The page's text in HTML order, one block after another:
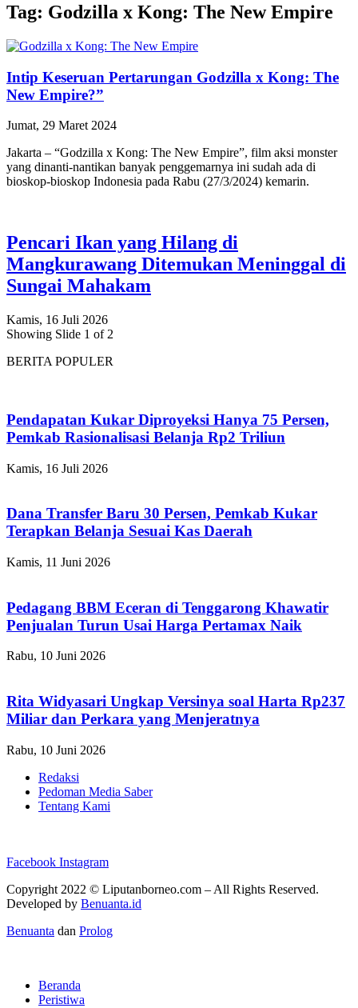
Tag: Godzilla x Kong: The New Empire
Intip Keseruan Pertarungan Godzilla x Kong: The
New Empire?”
Jumat, 29 Maret 2024
Jakarta – “Godzilla x Kong: The New Empire”, film aksi monster
yang dinanti-nantikan banyak penggemarnya ini sudah ada di
bioskop-bioskop Indonesia pada Rabu (27/3/2024) kemarin.
Pencari Ikan yang Hilang di
Mangkurawang Ditemukan Meninggal di
Sungai Mahakam
Kamis, 16 Juli 2026
Showing Slide 1 of 2
BERITA POPULER
Pendapatan Kukar Diproyeksi Hanya 75 Persen,
Pemkab Rasionalisasi Belanja Rp2 Triliun
Kamis, 16 Juli 2026
Dana Transfer Baru 30 Persen, Pemkab Kukar
Terapkan Belanja Sesuai Kas Daerah
Kamis, 11 Juni 2026
Pedagang BBM Eceran di Tenggarong Khawatir
Penjualan Turun Usai Harga Pertamax Naik
Rabu, 10 Juni 2026
Rita Widyasari Ungkap Versinya soal Harta Rp237
Miliar dan Perkara yang Menjeratnya
Rabu, 10 Juni 2026
Redaksi
Pedoman Media Saber
Tentang Kami
Facebook Instagram
Copyright 2022 © Liputanborneo.com – All Rights Reserved.
Developed by Benuanta.id
Benuanta dan Prolog
Beranda
Peristiwa